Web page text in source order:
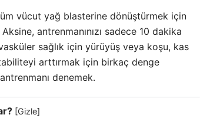
vücut yağ blasterine dönüştürmek için
antrenmanınızı sadece 10 dakika
sağlık için yürüyüş veya koşu, kas
arttırmak için birkaç denge
denemek.
[Gizle]